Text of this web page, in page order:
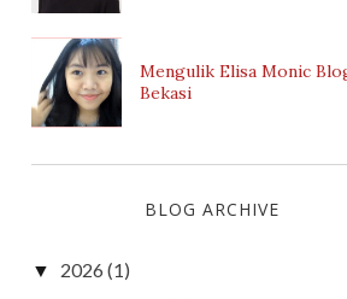
Mengulik Elisa Monic
Bekasi
BLOG ARCHIVE
▼ 2026 (1)